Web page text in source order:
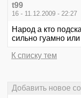
t99
16 - 11.12.2009 - 22:27
Народ а кто
сильно гуамно
К списку тем
Добавить новое